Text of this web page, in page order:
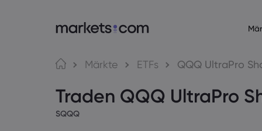
App
Über Markets.com
Globales Angebot
Märkte ETFs QQQ UltraPro
Traden QQQ UltraPro
SQQQ